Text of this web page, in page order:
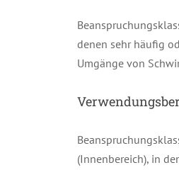
denen sehr häufig
Umgänge von
(Innenbereich), in